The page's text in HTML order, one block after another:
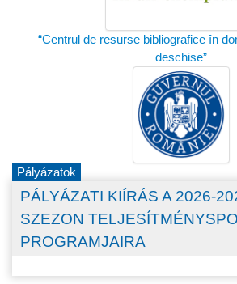
“Centrul de resurse bibliografice în
deschise”
Pályázatok
PÁLYÁZATI KIÍRÁS A 2026-
SZEZON
PROGRAMJAIRA